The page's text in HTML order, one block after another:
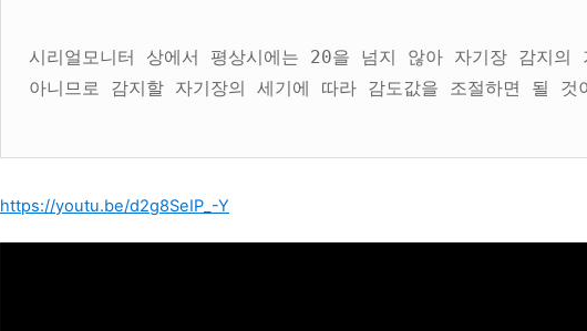
시리얼모니터 상에서 평상시에는 20을 넘지 않아 자기장 감지
아니므로 감지할 자기장의 세기에 따라 감도값을 조절하면 될 것
https://youtu.be/d2g8SeIP_-Y